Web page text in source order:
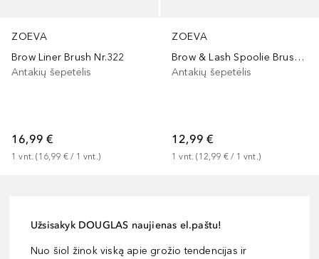
ZOEVA
Brow Liner Brush Nr.322
Antakių šepetėlis
16,99 €
1 vnt. (16,99 € / 1 vnt.)
ZOEVA
Brow & Lash Spoolie Brush Nr.324
Antakių šepetėlis
12,99 €
1 vnt. (12,99 € / 1 vnt.)
Užsisakyk DOUGLAS naujienas el.paštu!
Nuo šiol žinok viską apie grožio tendencijas ir